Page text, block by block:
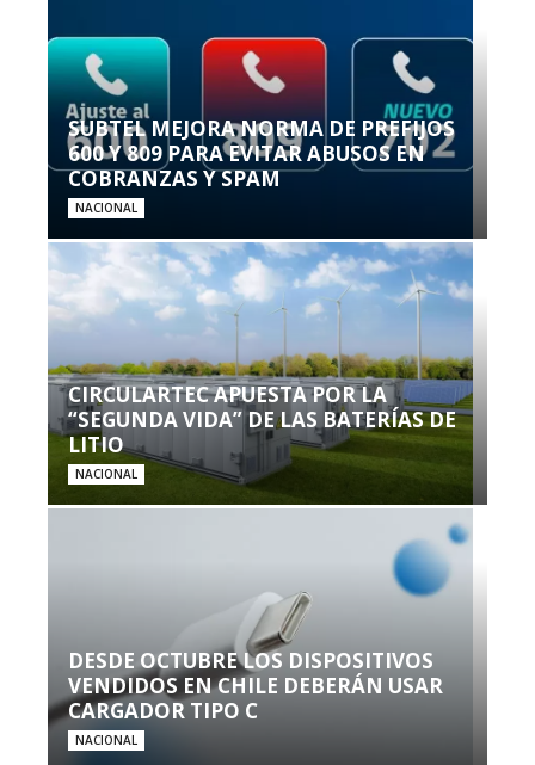
SUBTEL MEJORA NORMA DE PREFIJOS
600 Y 809 PARA EVITAR ABUSOS EN
COBRANZAS Y SPAM
NACIONAL
CIRCULARTEC APUESTA POR LA
“SEGUNDA VIDA” DE LAS BATERÍAS DE
LITIO
NACIONAL
DESDE OCTUBRE LOS DISPOSITIVOS
VENDIDOS EN CHILE DEBERÁN USAR
CARGADOR TIPO C
NACIONAL